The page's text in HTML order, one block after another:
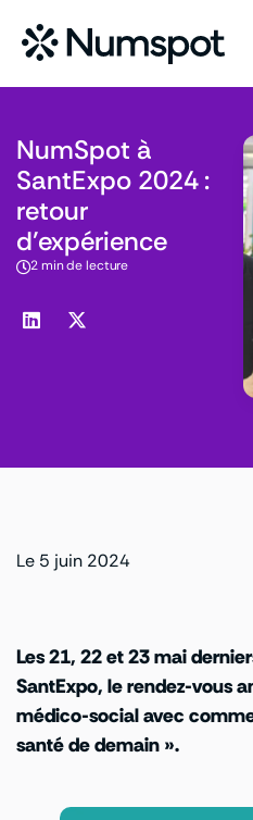
NumSpot à
SantExpo 2024 :
retour
d’expérience
2 min de lecture
Le 5 juin 2024
Les 21, 22 et 23 mai
SantExpo, le rendez-vous
médico-social avec
santé de demain ».